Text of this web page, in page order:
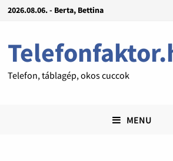
2026.08.06. - Berta, Bettina
Telefon, táblagép, okos cuccok
MENU